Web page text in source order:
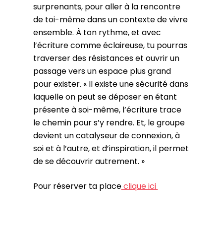
surprenants, pour aller à la rencontre
de toi-même dans un contexte de vivre
ensemble. À ton rythme, et avec
l’écriture comme éclaireuse, tu pourras
traverser des résistances et ouvrir un
passage vers un espace plus grand
pour exister. « Il existe une sécurité dans
laquelle on peut se déposer en étant
présente à soi-même, l’écriture trace
le chemin pour s’y rendre. Et, le groupe
devient un catalyseur de connexion, à
soi et à l’autre, et d’inspiration, il permet
de se découvrir autrement. »
Pour réserver ta placeclique ici